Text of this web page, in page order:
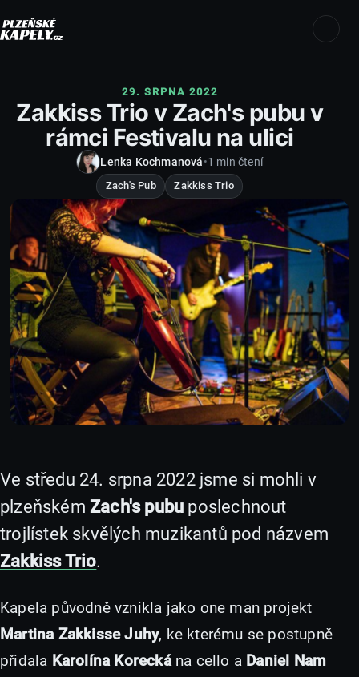
29. SRPNA 2022
Zakkiss Trio v Zach's pubu v
rámci Festivalu na ulici
Lenka Kochmanová•1 min čtení
Zach's Pub Zakkiss Trio
Ve středu 24. srpna 2022 jsme si mohli v
plzeňském Zach's pubu poslechnout
trojlístek skvělých muzikantů pod názvem
Zakkiss Trio.
Kapela původně vznikla jako one man projekt
Martina Zakkisse Juhy, ke kterému se postupně
přidala Karolína Koreckána cello a Daniel Nam